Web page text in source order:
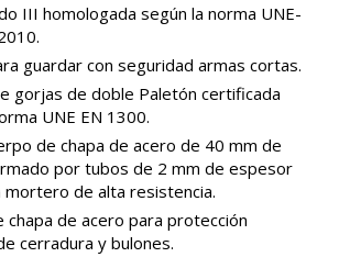
III homologada según la norma UNE-
guardar con seguridad armas cortas.
gorjas de doble Paletón certificada
UNE EN 1300.
de chapa de acero de 40 mm de
por tubos de 2 mm de espesor
mortero de alta resistencia.
chapa de acero para protección
cerradura y bulones.